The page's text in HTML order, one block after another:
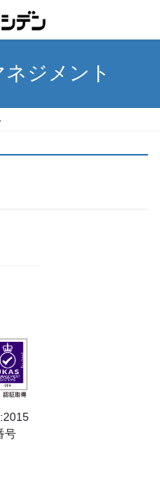
ジメント
号